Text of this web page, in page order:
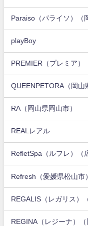
Paraiso（パライソ）（
playBoy
PREMIER（プレミア）
QUEENPETORA（岡山
RA（岡山県岡山市）
REALレアル
RefletSpa（ルフレ）（
Refresh（愛媛県松山市
REGALIS（レガリス）
REGINA（レジーナ）（